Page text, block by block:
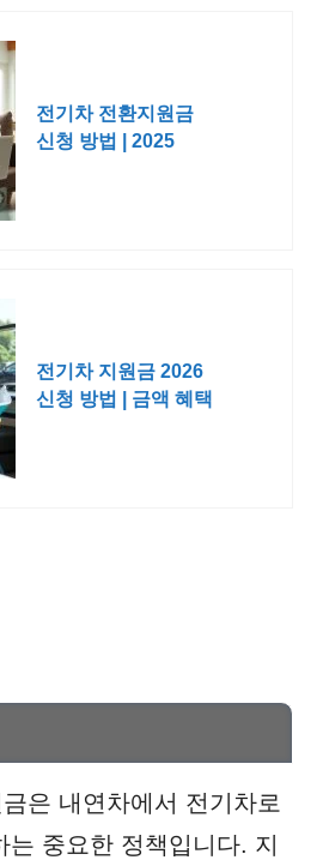
전기차 전환지원금
신청 방법 | 2025
전기차 지원금 2026
신청 방법 | 금액 혜택
은 내연차에서 전기차로
중요한 정책입니다. 지